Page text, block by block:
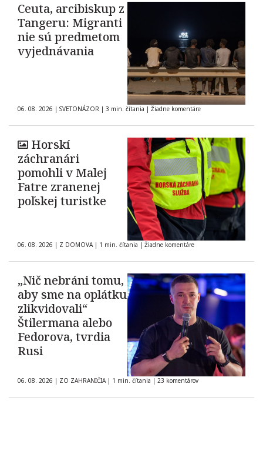
Ceuta, arcibiskup z
Tangeru: Migranti
nie sú predmetom
vyjednávania
06. 08. 2026 | SVETONÁZOR | 3 min. čítania | Žiadne komentáre
Horskí
záchranári
pomohli v Malej
Fatre zranenej
poľskej turistke
06. 08. 2026 | Z DOMOVA | 1 min. čítania | Žiadne komentáre
„Nič nebráni tomu,
aby sme na oplátku
zlikvidovali“
Štilermana alebo
Fedorova, tvrdia
Rusi
06. 08. 2026 | ZO ZAHRANIČIA | 1 min. čítania | 23 komentárov